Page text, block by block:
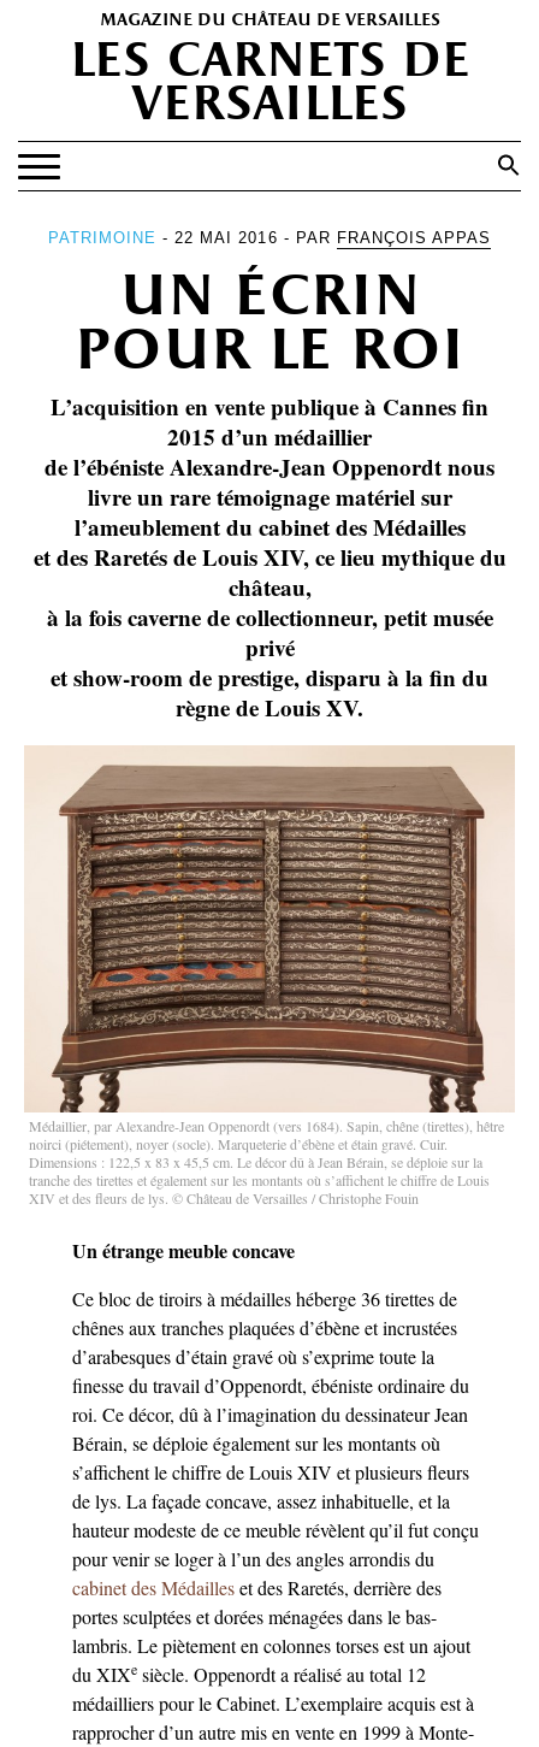
magazine du château de versailles
les carnets de
versailles
Search Button
EXPOSITIONS
PATRIMOINE
SPECTACLES
PORTFOLIOS
HISTOIRE(S)
LES +
ABONNEMENT GRATUIT AU MAGAZINE
PATRIMOINE - 22 MAI 2016 - PAR FRANÇOIS APPAS
un écrin
pour le roi
L’acquisition en vente publique à Cannes fin
2015 d’un médaillier
de l’ébéniste Alexandre-Jean Oppenordt nous
livre un rare témoignage matériel sur
l’ameublement du cabinet des Médailles
et des Raretés de Louis XIV, ce lieu mythique du
château,
à la fois caverne de collectionneur, petit musée
privé
et show-room de prestige, disparu à la fin du
règne de Louis XV.
Médaillier, par Alexandre-Jean Oppenordt (vers 1684). Sapin, chêne (tirettes), hêtre
noirci (piétement), noyer (socle). Marqueterie d’ébène et étain gravé. Cuir.
Dimensions : 122,5 x 83 x 45,5 cm. Le décor dû à Jean Bérain, se déploie sur la
tranche des tirettes et également sur les montants où s’affichent le chiffre de Louis
XIV et des fleurs de lys. © Château de Versailles / Christophe Fouin
Un étrange meuble concave
Ce bloc de tiroirs à médailles héberge 36 tirettes de
chênes aux tranches plaquées d’ébène et incrustées
d’arabesques d’étain gravé où s’exprime toute la
finesse du travail d’Oppenordt, ébéniste ordinaire du
roi. Ce décor, dû à l’imagination du dessinateur Jean
Bérain, se déploie également sur les montants où
s’affichent le chiffre de Louis XIV et plusieurs fleurs
de lys. La façade concave, assez inhabituelle, et la
hauteur modeste de ce meuble révèlent qu’il fut conçu
pour venir se loger à l’un des angles arrondis du
cabinet des Médailleset des Raretés, derrière des
portes sculptées et dorées ménagées dans le bas-
lambris. Le piètement en colonnes torses est un ajout
du XIXe siècle. Oppenordt a réalisé au total 12
médailliers pour le Cabinet. L’exemplaire acquis est à
rapprocher d’un autre mis en vente en 1999 à Monte-